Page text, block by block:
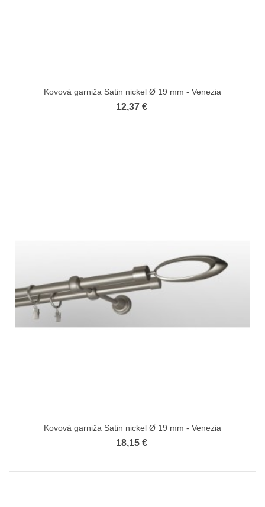
Kovová garniža Satin nickel Ø 19 mm - Venezia
12,37 €
Kovová garniža Satin nickel Ø 19 mm - Venezia
18,15 €